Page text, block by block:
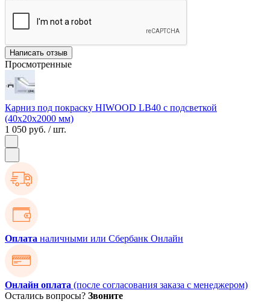
Написать отзыв
Просмотренные
Карниз под покраску HIWOOD LB40 с подсветкой
(40х20х2000 мм)
1 050 руб. / шт.
Оплата наличными или Сбербанк Онлайн
Онлайн оплата (после согласования заказа с менеджером)
Остались вопросы? Звоните